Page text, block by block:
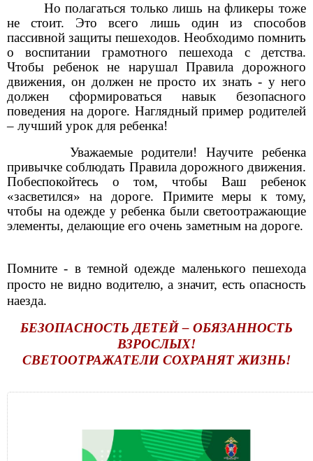
Но полагаться только лишь на фликеры тоже
не стоит. Это всего лишь один из способов
пассивной защиты пешеходов. Необходимо помнить
о воспитании грамотного пешехода с детства.
Чтобы ребенок не нарушал Правила дорожного
движения, он должен не просто их знать - у него
должен сформироваться навык безопасного
поведения на дороге. Наглядный пример родителей
– лучший урок для ребенка!
Уважаемые родители! Научите ребенка
привычке соблюдать Правила дорожного движения.
Побеспокойтесь о том, чтобы Ваш ребенок
«засветился» на дороге. Примите меры к тому,
чтобы на одежде у ребенка были светоотражающие
элементы, делающие его очень заметным на дороге.
Помните - в темной одежде маленького пешехода
просто не видно водителю, а значит, есть опасность
наезда.
БЕЗОПАСНОСТЬ ДЕТЕЙ – ОБЯЗАННОСТЬ
ВЗРОСЛЫХ!
СВЕТООТРАЖАТЕЛИ СОХРАНЯТ ЖИЗНЬ!